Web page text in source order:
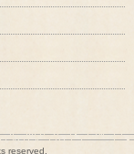
reserved.